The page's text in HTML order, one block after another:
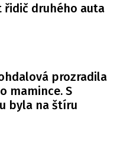
řidič druhého auta
prozradila
mamince. S
byla na štíru